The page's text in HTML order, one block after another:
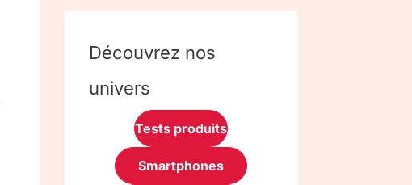
Découvrez nos
univers
Tests produits
Smartphones